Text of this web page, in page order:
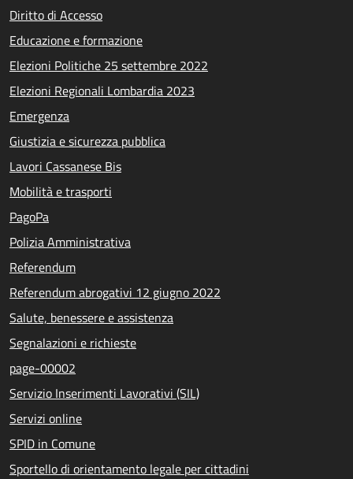
Diritto di Accesso
Educazione e formazione
Elezioni Politiche 25 settembre 2022
Elezioni Regionali Lombardia 2023
Emergenza
Giustizia e sicurezza pubblica
Lavori Cassanese Bis
Mobilità e trasporti
PagoPa
Polizia Amministrativa
Referendum
Referendum abrogativi 12 giugno 2022
Salute, benessere e assistenza
Segnalazioni e richieste
page-00002
Servizio Inserimenti Lavorativi (SIL)
Servizi online
SPID in Comune
Sportello di orientamento legale per cittadini